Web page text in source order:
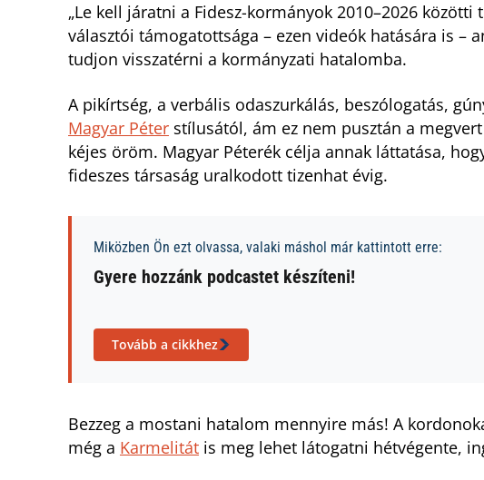
„Le kell járatni a Fidesz-kormányok 2010–2026
választói támogatottsága – ezen videók hatására is –
tudjon visszatérni a kormányzati hatalomba.
A pikírtség, a verbális odaszurkálás, beszólogatás,
Magyar Péter stílusától, ám ez nem pusztán a
kéjes öröm. Magyar Péterék célja annak láttatása,
fideszes társaság uralkodott tizenhat évig.
Miközben Ön ezt olvassa, valaki máshol már kattintott erre:
Gyere hozzánk podcastet készíteni!
Tovább a cikkhez
Bezzeg a mostani hatalom mennyire más! A
még a Karmelitát is meg lehet látogatni hétvégente,